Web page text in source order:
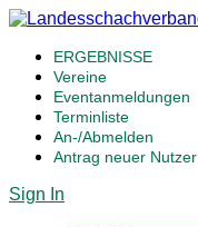
ERGEBNISSE
Vereine
Eventanmeldungen
Terminliste
An-/Abmelden
Antrag neuer Nutzer
Sign In